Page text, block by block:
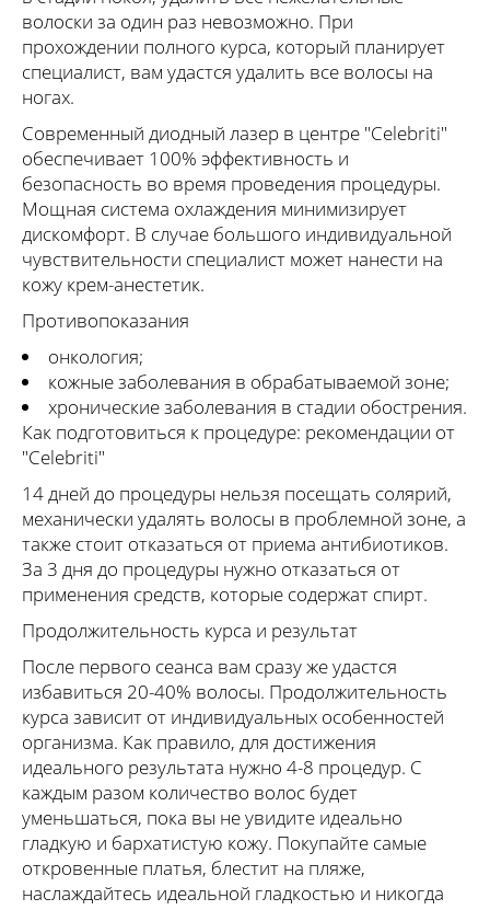
волоски за один раз невозможно. При
прохождении полного курса, который планирует
специалист, вам удастся удалить все волосы на
ногах.
Современный диодный лазер в центре "Celebriti"
обеспечивает 100% эффективность и
безопасность во время проведения процедуры.
Мощная система охлаждения минимизирует
дискомфорт. В случае большого индивидуальной
чувствительности специалист может нанести на
кожу крем-анестетик.
Противопоказания
онкология;
кожные заболевания в обрабатываемой зоне;
хронические заболевания в стадии обострения.
Как подготовиться к процедуре: рекомендации от
"Celebriti"
14 дней до процедуры нельзя посещать солярий,
механически удалять волосы в проблемной зоне, а
также стоит отказаться от приема антибиотиков.
За 3 дня до процедуры нужно отказаться от
применения средств, которые содержат спирт.
Продолжительность курса и результат
После первого сеанса вам сразу же удастся
избавиться 20-40% волосы. Продолжительность
курса зависит от индивидуальных особенностей
организма. Как правило, для достижения
идеального результата нужно 4-8 процедур. С
каждым разом количество волос будет
уменьшаться, пока вы не увидите идеально
гладкую и бархатистую кожу. Покупайте самые
откровенные платья, блестит на пляже,
наслаждайтесь идеальной гладкостью и никогда